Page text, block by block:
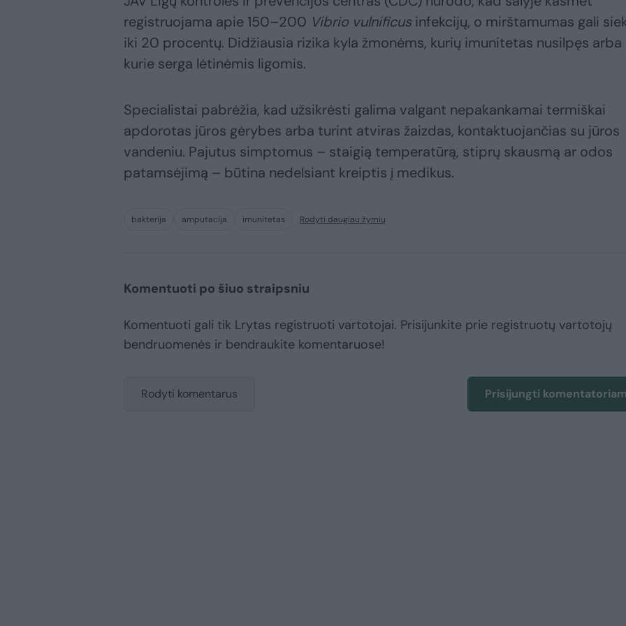
registruojama apie 150–200 Vibrio vulnificusinfekcijų, o mirštamumas gali
iki 20 procentų. Didžiausia rizika kyla žmonėms, kurių imunitetas nusilpęs arba
kurie serga lėtinėmis ligomis.
Specialistai pabrėžia, kad užsikrėsti galima valgant nepakankamai termiškai
apdorotas jūros gėrybes arba turint atviras žaizdas, kontaktuojančias su jūros
vandeniu. Pajutus simptomus – staigią temperatūrą, stiprų skausmą ar odos
patamsėjimą – būtina nedelsiant kreiptis į medikus.
bakterija amputacija imunitetas Rodyti daugiau žymių
Komentuoti po šiuo straipsniu
Komentuoti gali tik Lrytas registruoti vartotojai. Prisijunkite prie registruotų vartotojų
bendruomenės ir bendraukite komentaruose!
Rodyti komentarus Prisijungti